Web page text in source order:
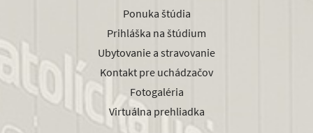
Ponuka štúdia
Prihláška na štúdium
Ubytovanie a stravovanie
Kontakt pre uchádzačov
Fotogaléria
Virtuálna prehliadka